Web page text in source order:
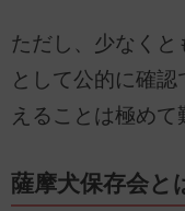
ただし、少なくと
として公的に確
えることは極めて
薩摩犬保存会と